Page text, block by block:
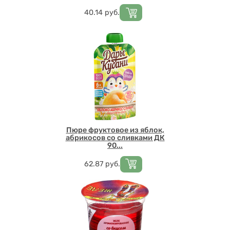
Цена
40.14 руб.
Пюре фруктовое из яблок,
абрикосов со сливками ДК
90...
Цена
62.87 руб.